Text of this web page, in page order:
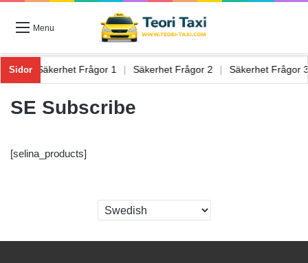
Menu
Sidor
6 Säkerhet Frågor 1 Säkerhet Frågor 2 Säkerhet
SE Subscribe
[selina_products]